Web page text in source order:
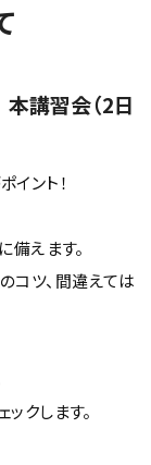
講習会（2日
ント！
えます。
コツ、間違えては
クします。